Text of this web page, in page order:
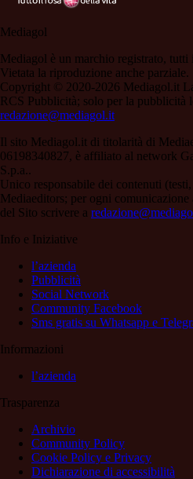
Mediagol
Mediagol è un marchio registrato,
Vietata la riproduzione anche parziale.
Copyright © 2020-2026 Mediagol.it
RCS Pubblicità; solo per la pubblicità
redazione@mediagol.it
Il sito Mediagol.it di titolarità di
06198340827, è affiliato al network
S.p.a..
Unico responsabile dei contenuti
Mediaeditors; per ogni
del Sito scrivere a
Info e Iniziative
l’azienda
Pubblicità
Social Network
Community Facebook
Sms gratis su Whatsapp e
Informazioni
l’azienda
Trasparenza
Archivio
Community Policy
Cookie Policy e Privacy
Dichiarazione di accessibilità